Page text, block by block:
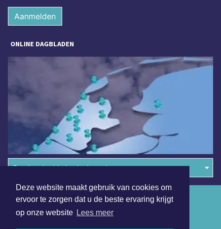
Deze website maakt gebruik van cookies om
ervoor te zorgen dat u de beste ervaring krijgt
op onze website Lees meer
Aanmelden
ONLINE DAGBLADEN
Overige dagbladen in de regio
Algemene voorwaarden
Disclaimer